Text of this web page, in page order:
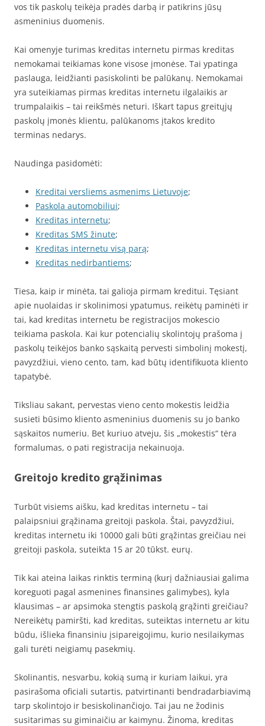
vos tik paskolų teikėja pradės darbą ir patikrins jūsų
asmeninius duomenis.
Kai omenyje turimas kreditas internetu pirmas kreditas
nemokamai teikiamas kone visose įmonėse. Tai ypatinga
paslauga, leidžianti pasiskolinti be palūkanų. Nemokamai
yra suteikiamas pirmas kreditas internetu ilgalaikis ar
trumpalaikis – tai reikšmės neturi. Iškart tapus greitųjų
paskolų įmonės klientu, palūkanoms įtakos kredito
terminas nedarys.
Naudinga pasidomėti:
Kreditai versliems asmenims Lietuvoje;
Paskola automobiliui;
Kreditas internetu;
Kreditas SMS žinute;
Kreditas internetu visą parą;
Kreditas nedirbantiems;
Tiesa, kaip ir minėta, tai galioja pirmam kreditui. Tęsiant
apie nuolaidas ir skolinimosi ypatumus, reikėtų paminėti ir
tai, kad kreditas internetu be registracijos mokescio
teikiama paskola. Kai kur potencialių skolintojų prašoma į
paskolų teikėjos banko sąskaitą pervesti simbolinį mokestį,
pavyzdžiui, vieno cento, tam, kad būtų identifikuota kliento
tapatybė.
Tiksliau sakant, pervestas vieno cento mokestis leidžia
susieti būsimo kliento asmeninius duomenis su jo banko
sąskaitos numeriu. Bet kuriuo atveju, šis „mokestis“ tėra
formalumas, o pati registracija nekainuoja.
Greitojo kredito grąžinimas
Turbūt visiems aišku, kad kreditas internetu – tai
palaipsniui grąžinama greitoji paskola. Štai, pavyzdžiui,
kreditas internetu iki 10000 gali būti grąžintas greičiau nei
greitoji paskola, suteikta 15 ar 20 tūkst. eurų.
Tik kai ateina laikas rinktis terminą (kurį dažniausiai galima
koreguoti pagal asmenines finansines galimybes), kyla
klausimas – ar apsimoka stengtis paskolą grąžinti greičiau?
Nereikėtų pamiršti, kad kreditas, suteiktas internetu ar kitu
būdu, išlieka finansiniu įsipareigojimu, kurio nesilaikymas
gali turėti neigiamų pasekmių.
Skolinantis, nesvarbu, kokią sumą ir kuriam laikui, yra
pasirašoma oficiali sutartis, patvirtinanti bendradarbiavimą
tarp skolintojo ir besiskolinančiojo. Tai jau ne žodinis
susitarimas su giminaičiu ar kaimynu. Žinoma, kreditas